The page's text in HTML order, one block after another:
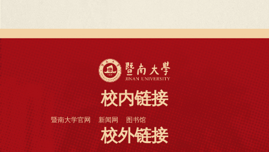
校内链接
暨南大学官网 新闻网 图书馆
校外链接